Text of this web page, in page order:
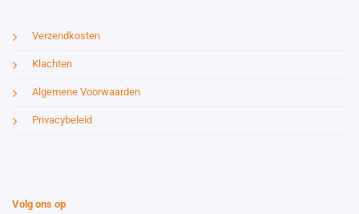
Verzendkosten
Klachten
Algemene Voorwaarden
Privacybeleid
Volg ons op